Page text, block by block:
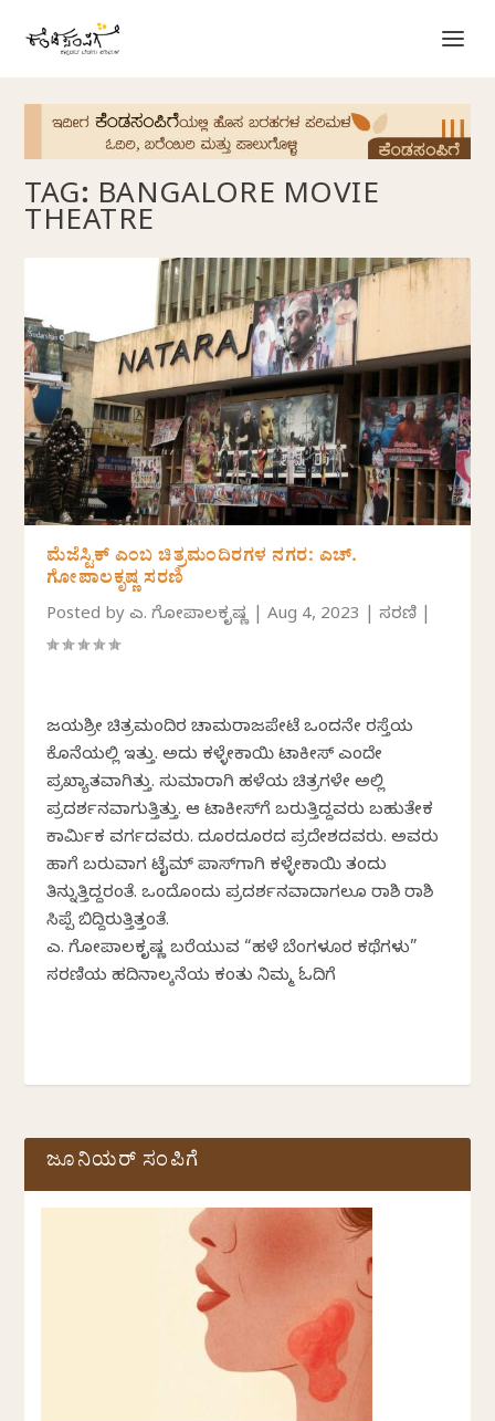
TAG:BANGALORE MOVIE
THEATRE
ಮೆಜೆಸ್ಟಿಕ್‌ ಎಂಬ ಚಿತ್ರಮಂದಿರಗಳ ನಗರ: ಎಚ್.
ಗೋಪಾಲಕೃಷ್ಣ ಸರಣಿ
Posted byಎಚ್. ಗೋಪಾಲಕೃಷ್ಣ|Aug 4, 2023 |ಸರಣಿ
ಜಯಶ್ರೀ ಚಿತ್ರಮಂದಿರ ಚಾಮರಾಜಪೇಟೆ ಒಂದನೇ ರಸ್ತೆಯ
ಕೊನೆಯಲ್ಲಿ ಇತ್ತು. ಅದು ಕಳ್ಳೇಕಾಯಿ ಟಾಕೀಸ್ ಎಂದೇ
ಪ್ರಖ್ಯಾತವಾಗಿತ್ತು. ಸುಮಾರಾಗಿ ಹಳೆಯ ಚಿತ್ರಗಳೇ ಅಲ್ಲಿ
ಪ್ರದರ್ಶನವಾಗುತ್ತಿತ್ತು. ಆ ಟಾಕೀಸ್‌ಗೆ ಬರುತ್ತಿದ್ದವರು ಬಹುತೇಕ
ಕಾರ್ಮಿಕ ವರ್ಗದವರು. ದೂರದೂರದ ಪ್ರದೇಶದವರು. ಅವರು
ಹಾಗೆ ಬರುವಾಗ ಟೈಮ್ ಪಾಸ್‌ಗಾಗಿ ಕಳ್ಳೇಕಾಯಿ ತಂದು
ತಿನ್ನುತ್ತಿದ್ದರಂತೆ. ಒಂದೊಂದು ಪ್ರದರ್ಶನವಾದಾಗಲೂ ರಾಶಿ ರಾಶಿ
ಸಿಪ್ಪೆ ಬಿದ್ದಿರುತ್ತಿತ್ತಂತೆ.
ಎಚ್. ಗೋಪಾಲಕೃಷ್ಣ ಬರೆಯುವ “ಹಳೆ ಬೆಂಗಳೂರ ಕಥೆಗಳು”
ಸರಣಿಯ ಹದಿನಾಲ್ಕನೆಯ ಕಂತು ನಿಮ್ಮ ಓದಿಗೆ
ಜೂನಿಯರ್ ಸಂಪಿಗೆ